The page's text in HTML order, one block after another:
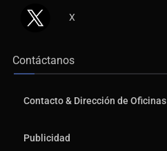
X
Contáctanos
Contacto & Dirección de Oficinas
Publicidad